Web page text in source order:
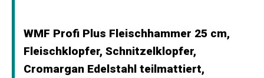
WMF Profi Plus Fleischhammer 25 cm,
Fleischklopfer, Schnitzelklopfer,
Cromargan Edelstahl teilmattiert,